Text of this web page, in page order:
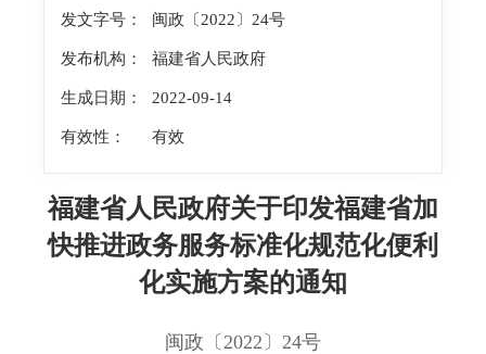
发文字号： 闽政〔2022〕24号
发布机构： 福建省人民政府
生成日期： 2022-09-14
有效性： 有效
福建省人民政府关于印发福建省加
快推进政务服务标准化规范化便利
化实施方案的通知
闽政〔2022〕24号